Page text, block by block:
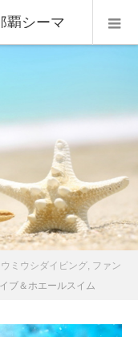
覇シーマ
ウミウシダイビング, ファン
ブ＆ホエールスイム